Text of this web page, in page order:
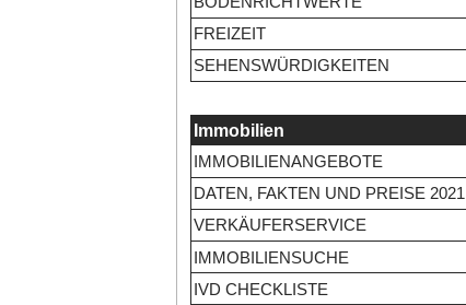
FREIZEIT
SEHENSWÜRDIGKEITEN
Immobilien
IMMOBILIENANGEBOTE
DATEN, FAKTEN UND PREISE 2021
VERKÄUFERSERVICE
IMMOBILIENSUCHE
IVD CHECKLISTE